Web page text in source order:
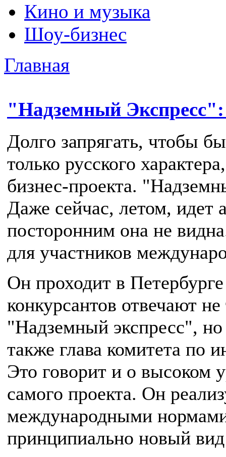
Кино и музыка
Шоу-бизнес
Главная
"Надземный
Долго запрягать, чтобы
только русского
бизнес-проекта.
Даже сейчас, летом, идет
посторонним она не
для участников
Он проходит в
конкурсантов отвечают
"Надземный экспресс",
также глава комитета по
Это говорит и о высоком
самого проекта. Он
международными
принципиально новый вид